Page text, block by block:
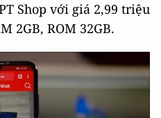
Shop với giá 2,99 triệu
2GB, ROM 32GB.